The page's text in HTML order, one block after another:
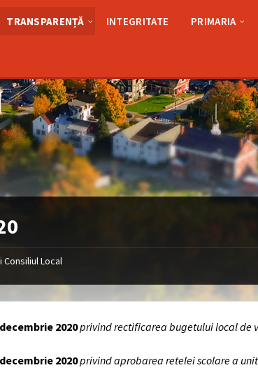
TRANSPARENȚĂ INTEGRITATE PRIMARIA
Consiliul Local
2020privind rectificarea bugetului local de
2020privind aprobarea retelei scolare a